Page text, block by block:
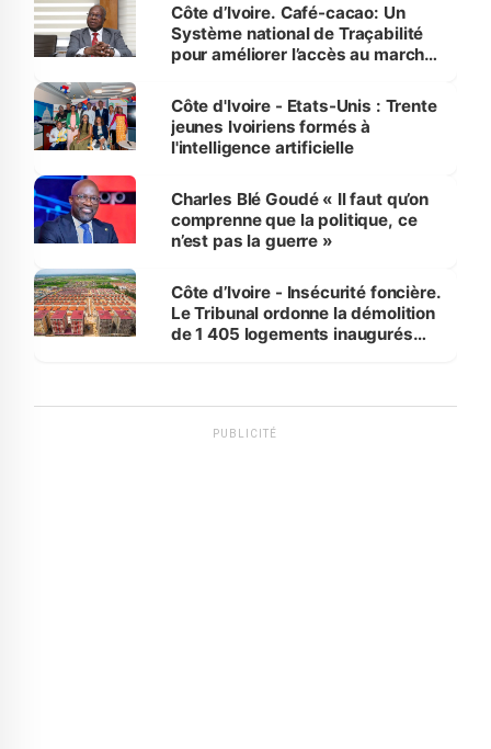
Côte d’Ivoire. Café-cacao: Un
Système national de Traçabilité
pour améliorer l’accès au marché
Côte d'Ivoire - Etats-Unis : Trente
jeunes Ivoiriens formés à
l'intelligence artificielle
Charles Blé Goudé « Il faut qu’on
comprenne que la politique, ce
n’est pas la guerre »
Côte d’Ivoire - Insécurité foncière.
Le Tribunal ordonne la démolition
de 1 405 logements inaugurés
PUBLICITÉ